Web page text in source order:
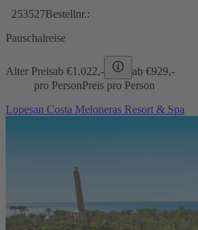
253527Bestellnr.:
Pauschalreise
Alter Preisab €1.022,- ab €929,-
pro PersonPreis pro Person
Lopesan Costa Meloneras Resort & Spa